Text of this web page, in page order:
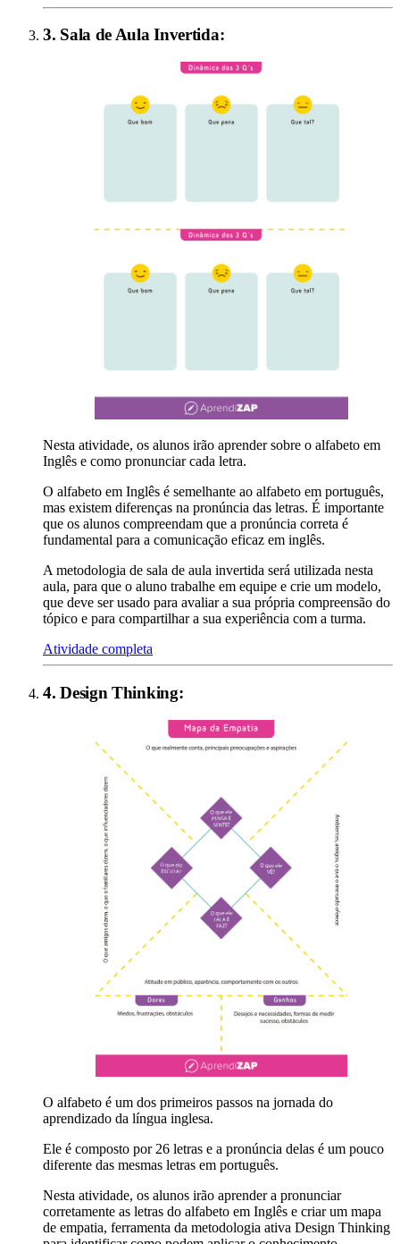
3. Sala de Aula Invertida:
Nesta atividade, os alunos irão aprender sobre o alfabeto em
Inglês e como pronunciar cada letra.
O alfabeto em Inglês é semelhante ao alfabeto em português,
mas existem diferenças na pronúncia das letras. É importante
que os alunos compreendam que a pronúncia correta é
fundamental para a comunicação eficaz em inglês.
A metodologia de sala de aula invertida será utilizada nesta
aula, para que o aluno trabalhe em equipe e crie um modelo,
que deve ser usado ​​para avaliar a sua própria compreensão do
tópico e para compartilhar a sua experiência com a turma.
Atividade completa
4.Design Thinking:
O alfabeto é um dos primeiros passos na jornada do
aprendizado da língua inglesa.
Ele é composto por 26 letras e a pronúncia delas é um pouco
diferente das mesmas letras em português.
Nesta atividade, os alunos irão aprender a pronunciar
corretamente as letras do alfabeto em Inglês e criar um mapa
de empatia, ferramenta da metodologia ativa Design Thinking